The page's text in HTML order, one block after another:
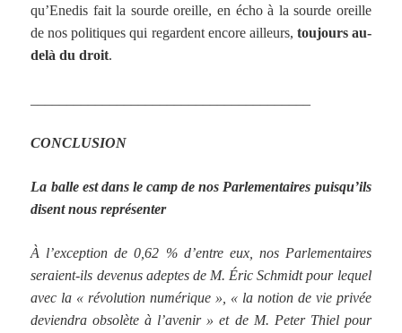
qu’Enedis fait la sourde oreille, en écho à la sourde oreille
de nos politiques qui regardent encore ailleurs, toujours au-
delà du droit.
CONCLUSION
La balle est dans le camp de nos Parlementaires puisqu’ils
disent nous représenter
À l’exception de 0,62 % d’entre eux, nos Parlementaires
seraient-ils devenus adeptes de M. Éric Schmidt pour lequel
avec la « révolution numérique », « la notion de vie privée
deviendra obsolète à l’avenir » et de M. Peter Thiel pour